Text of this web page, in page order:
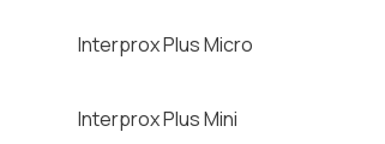
Interprox Plus Micro
Interprox Plus Mini